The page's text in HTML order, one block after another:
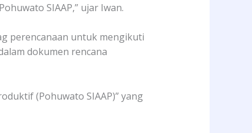
SIAAP,” ujar Iwan.
perencanaan untuk mengikuti
dokumen rencana
(Pohuwato SIAAP)” yang